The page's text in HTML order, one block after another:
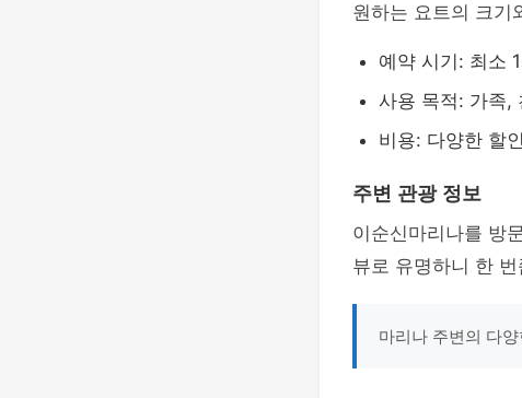
원하는 요트의 크기
예약 시기: 최소
사용 목적: 가족,
비용: 다양한 할
주변 관광 정보
이순신마리나를 방
뷰로 유명하니 한
마리나 주변의 다